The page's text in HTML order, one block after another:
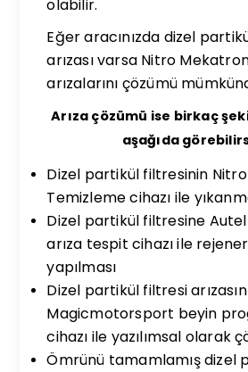
olabilir.
Eğer aracınızda dizel
arızası varsa Nitro
arızalarını çözümü
Arıza çözümü ise birkaç
aşağıda
Dizel partikül filtresinin Nitro
Temizleme cihazı ile
Dizel partikül filtresine Autel
arıza tespit cihazı ile
yapılması
Dizel partikül filtresi
Magicmotorsport beyin
cihazı ile yazılımsal olarak
Ömrünü tamamlamış dizel